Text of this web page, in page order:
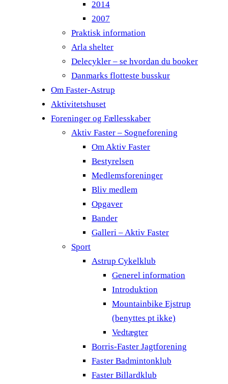
2014
2007
Praktisk information
Arla shelter
Delecykler – se hvordan du booker
Danmarks flotteste busskur
Om Faster-Astrup
Aktivitetshuset
Foreninger og Fællesskaber
Aktiv Faster – Sogneforening
Om Aktiv Faster
Bestyrelsen
Medlemsforeninger
Bliv medlem
Opgaver
Bander
Galleri – Aktiv Faster
Sport
Astrup Cykelklub
Generel information
Introduktion
Mountainbike Ejstrup
(benyttes pt ikke)
Vedtægter
Borris-Faster Jagtforening
Faster Badmintonklub
Faster Billardklub